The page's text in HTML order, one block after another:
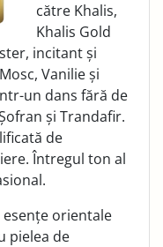
către Khalis,
Khalis Gold
incitant și
Vanilie și
un dans fără de
și Trandafir.
de
Întregul ton al
orientale
pielea de